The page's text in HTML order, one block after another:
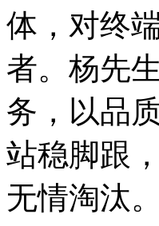
体，对终
者。杨先
务，以品
站稳脚跟
无情淘汰。